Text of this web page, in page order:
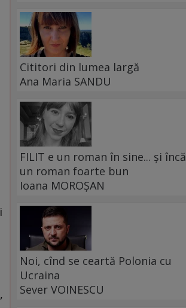
Cititori din lumea largă
Ana Maria SANDU
FILIT e un roman în sine... și încă
un roman foarte bun
Ioana MOROȘAN
Noi, cînd se ceartă Polonia cu
Ucraina
Sever VOINESCU